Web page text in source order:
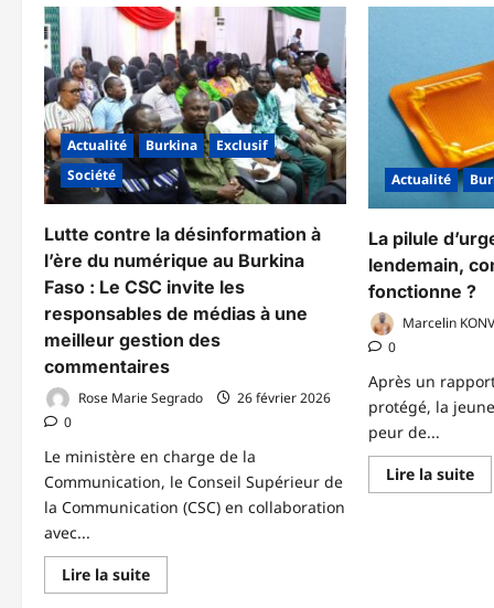
Actualité Burkina
Exclusif
Société
Lutte contre la désinformation à
l’ère du numérique au Burkina
Faso : Le CSC invite les
responsables de médias à une
meilleur gestion des
commentaires
Rose Marie Segrado
26 février 2026
0
Le ministère en charge de la
Communication, le Conseil Supérieur de
la Communication (CSC) en collaboration
avec...
Lire la suiteEn
savoir
Actualité
La pilule
lendemain,
fonctionne ?
Marcelin
0
Après un
protégé, la
peur de...
Lire la suiteEn